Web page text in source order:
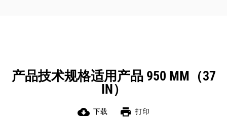
产品技术规格适用产品 950 MM（37
IN）
cloud_download 下载 print 打印